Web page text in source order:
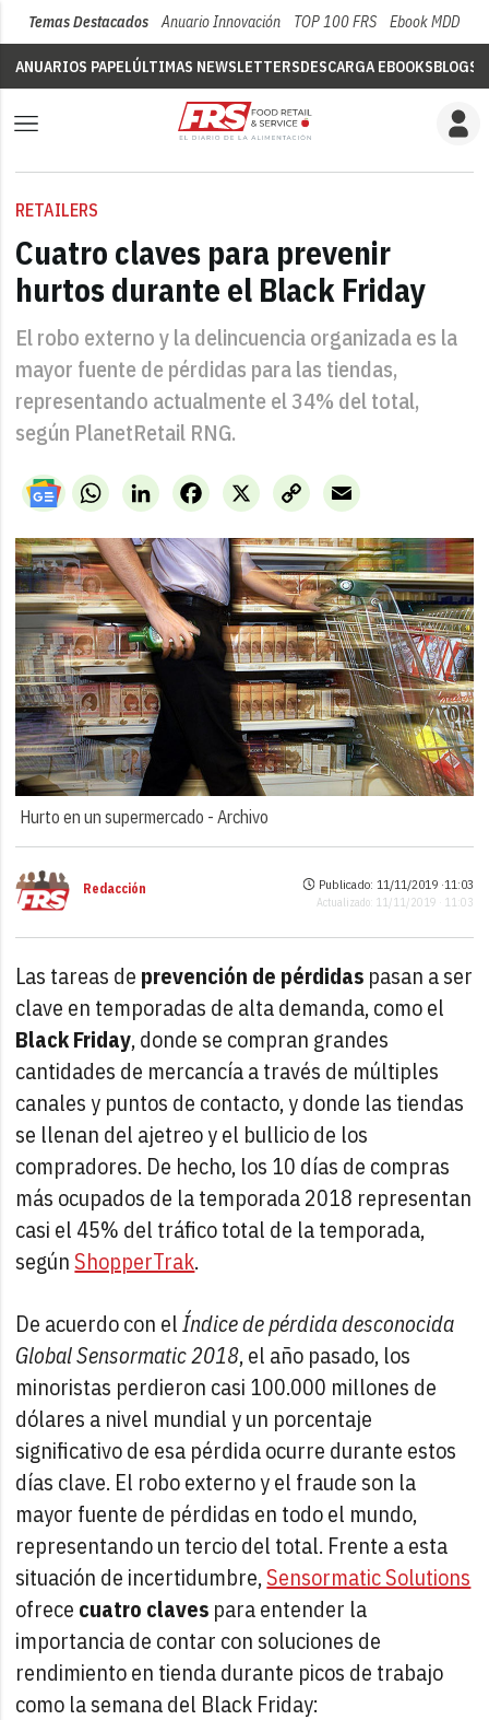
Temas Destacados Anuario Innovación TOP 100 FRS Ebook MDD
ANUARIOS PAPELÚLTIMAS NEWSLETTERSDESCARGA EBOOKSBLOGS
RETAILERS
Cuatro claves para prevenir
hurtos durante el Black Friday
El robo externo y la delincuencia organizada es la
mayor fuente de pérdidas para las tiendas,
representando actualmente el 34% del total,
según PlanetRetail RNG.
WhatsAppLinkedIn X
Facebook
Copy
Link
Email
Hurto en un supermercado -Archivo
Redacción Publicado: 11/11/2019 ·11:03
Actualizado: 11/11/2019 · 11:03
Las tareas de prevención de pérdidas pasan a ser
clave en temporadas de alta demanda, como el
Black Friday, donde se compran grandes
cantidades de mercancía a través de múltiples
canales y puntos de contacto, y donde las tiendas
se llenan del ajetreo y el bullicio de los
compradores. De hecho, los 10 días de compras
más ocupados de la temporada 2018 representan
casi el 45% del tráfico total de la temporada,
segúnShopperTrak.
De acuerdo con elÍndice de pérdida desconocida
Global Sensormatic 2018, el año pasado, los
minoristas perdieron casi 100.000 millones de
dólares a nivel mundial y un porcentaje
significativo de esa pérdida ocurre durante estos
días clave. El robo externo y el fraude son la
mayor fuente de pérdidas en todo el mundo,
representando un tercio del total. Frente a esta
situación de incertidumbre,Sensormatic Solutions
ofrece cuatro claves para entender la
importancia de contar con soluciones de
rendimiento en tienda durante picos de trabajo
como la semana del Black Friday: